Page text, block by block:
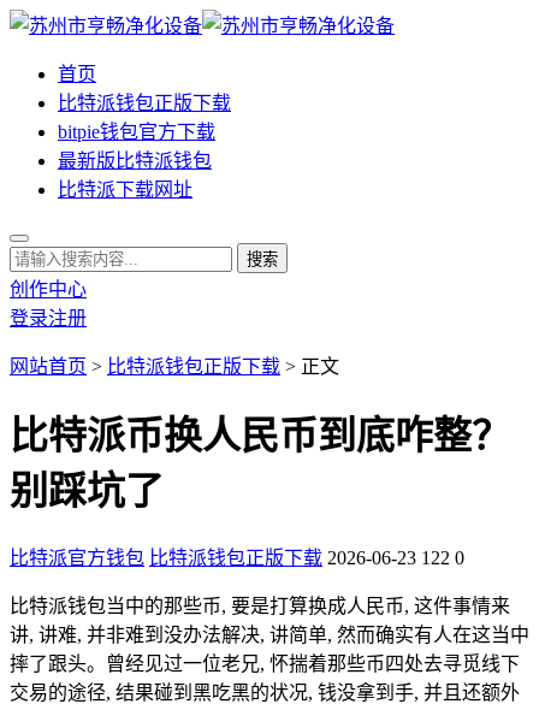
首页
比特派钱包正版下载
bitpie钱包官方下载
最新版比特派钱包
比特派下载网址
创作中心
登录注册
网站首页 > 比特派钱包正版下载 > 正文
比特派币换人民币到底咋整？
别踩坑了
比特派官方钱包 比特派钱包正版下载 2026-06-23 122 0
比特派钱包当中的那些币, 要是打算换成人民币, 这件事情来
讲, 讲难, 并非难到没办法解决, 讲简单, 然而确实有人在这当中
摔了跟头。曾经见过一位老兄, 怀揣着那些币四处去寻觅线下
交易的途径, 结果碰到黑吃黑的状况, 钱没拿到手, 并且还额外